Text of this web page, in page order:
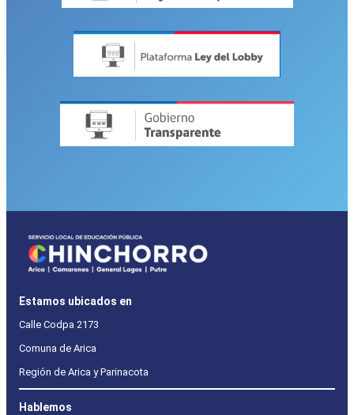
Estamos ubicados en
Calle Codpa 2173
Comuna de Arica
Región de Arica y Parinacota
Hablemos